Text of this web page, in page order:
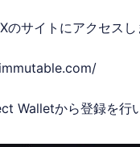
Xのサイトにアクセスし
Walletから登録を行